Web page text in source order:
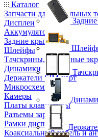
Каталог
Запчасти для мобильных
Дисплеи
Аккумуляторы
Задние крышки
Шлейфы
Тачскрины, сенсорные
Динамики
Держатели SIM-карт
Микросхемы
Камеры
Платы клавиатуры
Разъемы зарядки
Рамки дисплея
Коаксиальный кабель и